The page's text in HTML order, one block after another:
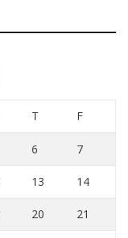
T F
6 7
13 14
20 21